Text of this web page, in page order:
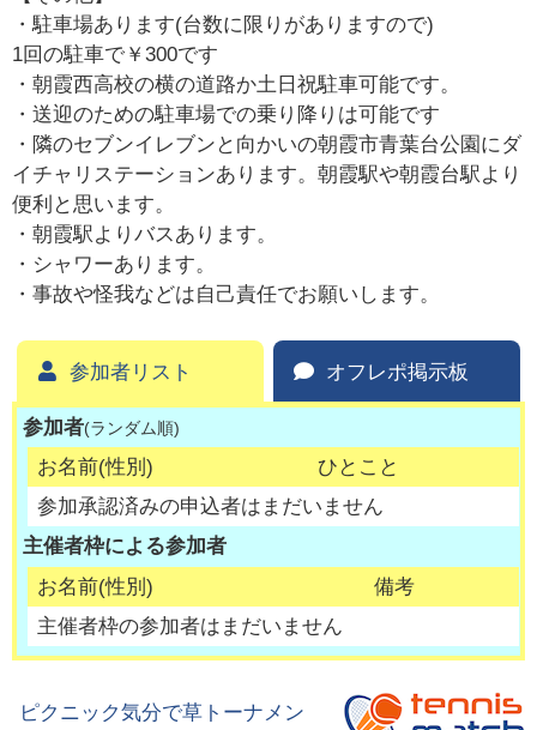
・駐車場あります(台数に限りがありますので)
1回の駐車で￥300です
・朝霞西高校の横の道路か土日祝駐車可能です。
・送迎のための駐車場での乗り降りは可能です
・隣のセブンイレブンと向かいの朝霞市青葉台公園にダ
イチャリステーションあります。朝霞駅や朝霞台駅より
便利と思います。
・朝霞駅よりバスあります。
・シャワーあります。
・事故や怪我などは自己責任でお願いします。
参加者リスト オフレポ掲示板
参加者(ランダム順)
お名前(性別)
ひとこと
参加承認済みの申込者はまだいません
主催者枠による参加者
お名前(性別)
備考
主催者枠の参加者はまだいません
ピクニック気分で草トーナメン